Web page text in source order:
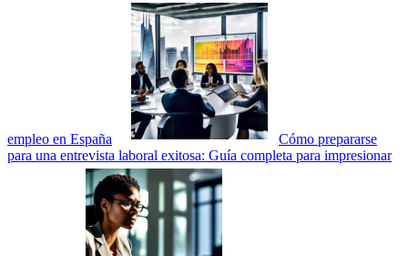
empleo en España
Cómo prepararse
para una entrevista laboral exitosa: Guía completa para impresionar